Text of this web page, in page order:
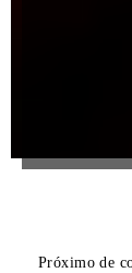
Próximo de